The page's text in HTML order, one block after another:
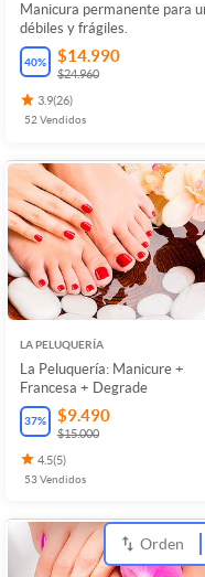
Manicura permanente para
débiles y frágiles.
40% $14.990
$24.960
3.9(26)
52 Vendidos
LA PELUQUERÍA
La Peluquería: Manicure +
Francesa + Degrade
37% $9.490
$15.000
4.5(5)
53Vendidos
Orden